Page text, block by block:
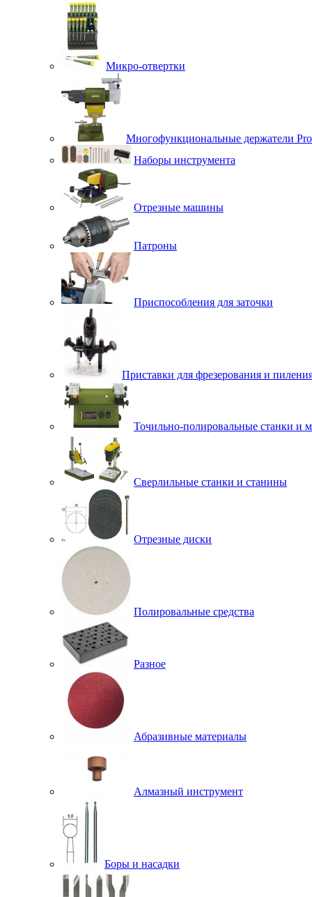
Микро-отвертки
Многофункциональные держатели
Наборы инструмента
Отрезные машины
Патроны
Приспособления для заточки
Приставки для фрезерования и
Точильно-полировальные станки и
Сверлильные станки и станины
Отрезные диски
Полировальные средства
Разное
Абразивные материалы
Алмазный инструмент
Боры и насадки